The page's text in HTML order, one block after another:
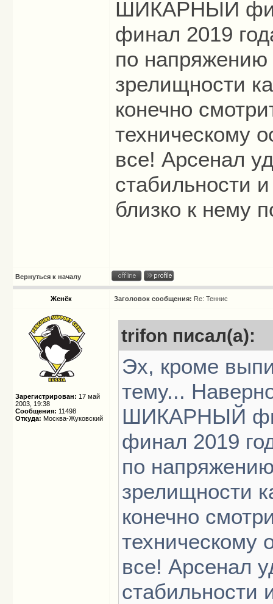
ШИКАРНЫЙ
финал 2019
по напряжению
зрелищности
конечно
техническому
все! Арсенал
стабильности
близко к нему
Вернуться к началу
Женёк Заголовок сообщения: Re: Теннис
Зарегистрирован: 17 май
2003, 19:38
Сообщения: 11498
Откуда: Москва-Жуковский
trifon писал(а):
Эх, кроме
тему...
ШИКАРНЫЙ
финал 2019
по
зрелищности
конечно
техническому
все! Арсенал
стабильности